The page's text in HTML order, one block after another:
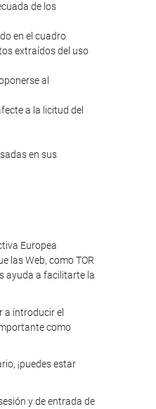
de los
en el cuadro
extraídos del uso
al
a la licitud del
en sus
Europea
las Web, como TOR
ayuda a facilitarte la
a introducir el
como
¡puedes estar
y de entrada de